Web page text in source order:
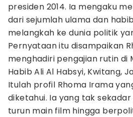
presiden 2014. Ia mengaku
dari sejumlah ulama dan
melangkah ke dunia politik
Pernyataan itu disampaikan
menghadiri pengajian rutin di
Habib Ali Al Habsyi, Kwitang,
Itulah profil Rhoma Irama
diketahui. Ia yang tak
turun main film hingga